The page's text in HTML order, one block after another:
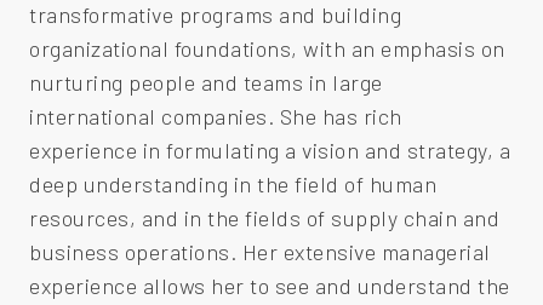
transformative programs and building
organizational foundations, with an emphasis on
nurturing people and teams in large
international companies. She has rich
experience in formulating a vision and strategy, a
deep understanding in the field of human
resources, and in the fields of supply chain and
business operations. Her extensive managerial
experience allows her to see and understand the